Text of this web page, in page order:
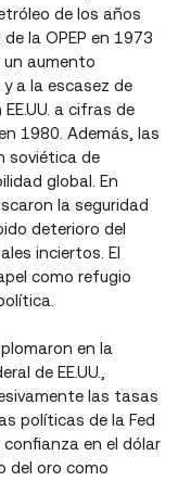
de los años
la OPEP en 1973
un aumento
a la escasez de
a cifras de
1980. Además, las
soviética de
global. En
la seguridad
deterioro del
inciertos. El
como refugio
en la
de EE.UU.,
las tasas
políticas de la Fed
en el dólar
del oro como